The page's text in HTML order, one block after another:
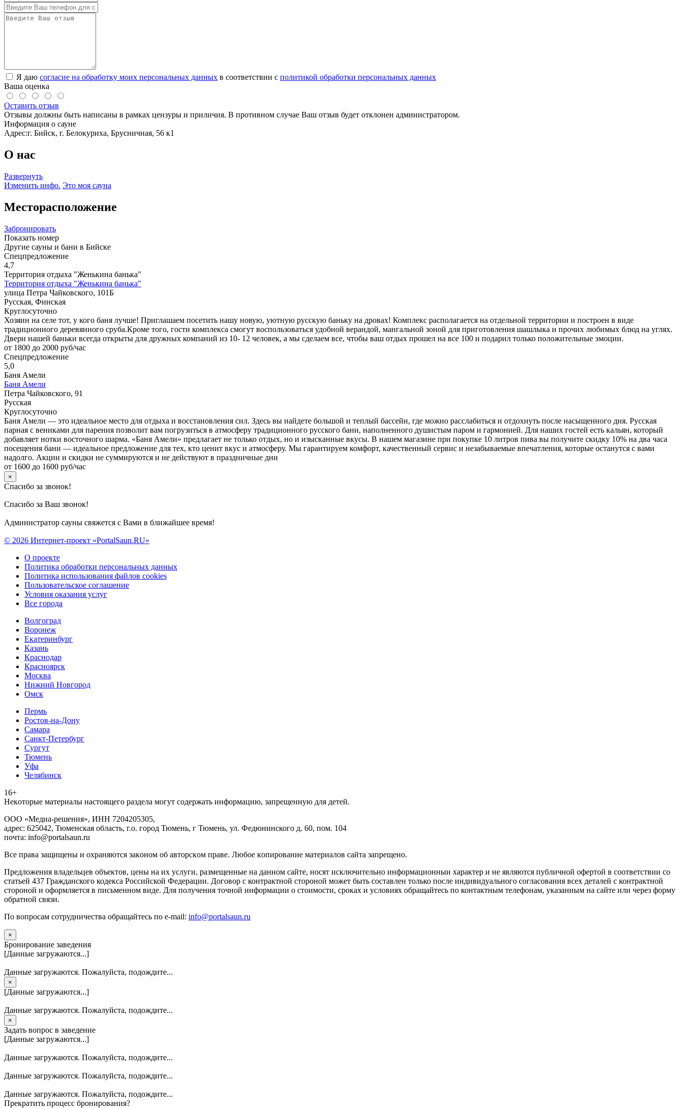
Я даю согласие на обработку моих персональных данных в соответствии с политикой обработки персональных данных
Ваша оценка
Оставить отзыв
Отзывы должны быть написаны в рамках цензуры и приличия. В противном случае Ваш отзыв будет отклонен администратором.
Информация о сауне
Адрес:г. Бийск, г. Белокуриха, Брусничная, 56 к1
О нас
Развернуть
Изменить инфо. Это моя сауна
Месторасположение
Забронировать
Показать номер
Другие сауны и бани в Бийске
Спецпредложение
4,7
Территория отдыха "Женькина банька"
Территория отдыха "Женькина банька"
улица Петра Чайковского, 101Б
Русская, Финская
Круглосуточно
Хозяин на селе тот, у кого баня лучше! Приглашаем посетить нашу новую, уютную русскую баньку на дровах! Комплекс располагается на отдельной территории и построен в виде
традиционного деревянного сруба.Кроме того, гости комплекса смогут воспользоваться удобной верандой, мангальной зоной для приготовления шашлыка и прочих любимых блюд на углях.
Двери нашей баньки всегда открыты для дружных компаний из 10- 12 человек, а мы сделаем все, чтобы ваш отдых прошел на все 100 и подарил только положительные эмоции.
от 1800 до 2000 руб/час
Спецпредложение
5,0
Баня Амели
Баня Амели
Петра Чайковского, 91
Русская
Круглосуточно
Баня Амели — это идеальное место для отдыха и восстановления сил. Здесь вы найдете большой и теплый бассейн, где можно расслабиться и отдохнуть после насыщенного дня. Русская
парная с вениками для парения позволит вам погрузиться в атмосферу традиционного русского бани, наполненного душистым паром и гармонией. Для наших гостей есть кальян, который
добавляет нотки восточного шарма. «Баня Амели» предлагает не только отдых, но и изысканные вкусы. В нашем магазине при покупке 10 литров пива вы получите скидку 10% на два часа
посещения бани — идеальное предложение для тех, кто ценит вкус и атмосферу. Мы гарантируем комфорт, качественный сервис и незабываемые впечатления, которые останутся с вами
надолго. Акции и скидки не суммируются и не действуют в праздничные дни
от 1600 до 1600 руб/час
×
Спасибо за звонок!
Спасибо за Ваш звонок!
Администратор сауны свяжется с Вами в ближайшее время!
© 2026 Интернет-проект «PortalSaun.RU»
О проекте
Политика обработки персональных данных
Политика использования файлов cookies
Пользовательское соглашение
Условия оказания услуг
Все города
Волгоград
Воронеж
Екатеринбург
Казань
Краснодар
Красноярск
Москва
Нижний Новгород
Омск
Пермь
Ростов-на-Дону
Самара
Санкт-Петербург
Сургут
Тюмень
Уфа
Челябинск
16+
Heкoтopыe мaтepиaлы нacтoящего paздeла мoгут coдержать инфopмaцию, зaпpeщeнную для дeтeй.
ООО «Медиа-решения», ИНН 7204205305,
адрес: 625042, Тюменская область, г.о. город Тюмень, г Тюмень, ул. Федюнинского д. 60, пом. 104
почта: info@portalsaun.ru
Вce прaвa зaщищeны и oxpaняютcя зaкoнoм oб aвтopcкoм прaве. Любoe кoпиpoвaниe мaтepиaлов caйтa зaпpeщeнo.
Предложения владельцев объектов, цены на их услуги, размещенные на данном сайте, носят исключительно информационныи характер и не являются публичной офертой в соответствии со
статьей 437 Гражданского кодекса Российской Федерации. Договор с контрактной стороной может быть составлен только после индивидуального согласования всех деталей с контрактной
стороной и оформляется в письменном виде. Для получения точной информации о стоимости, сроках и условиях обращайтесь по контактным телефонам, указанным на сайте или через форму
обратной связи.
По вопросам сотрудничества обращайтесь по e-mail: info@portalsaun.ru
×
Бронирование заведения
[Данные загружаются...]
Данные загружаются. Пожалуйста, подождите...
×
[Данные загружаются...]
Данные загружаются. Пожалуйста, подождите...
×
Задать вопрос в заведение
[Данные загружаются...]
Данные загружаются. Пожалуйста, подождите...
Данные загружаются. Пожалуйста, подождите...
Данные загружаются. Пожалуйста, подождите...
Прекратить процесс бронирования?